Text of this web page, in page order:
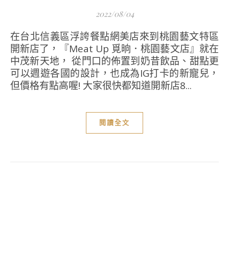
2022/08/04
在台北信義區浮誇餐點網美店來到桃園藝文特區
開新店了，『Meat Up 覓晌．桃園藝文店』就在
中茂新天地， 從門口的佈置到奶昔飲品、甜點更
可以週遊各國的設計，也成為IG打卡的新寵兒，
但價格有點高喔! 大家很快都知道開新店8...
閱讀全文